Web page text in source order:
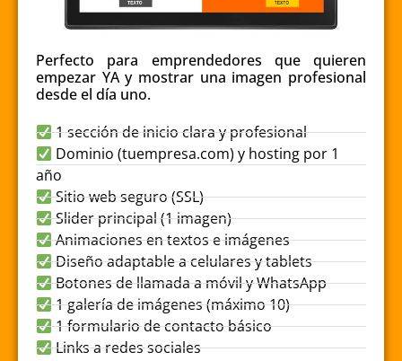
Perfecto para emprendedores que quieren
empezar YA y mostrar una imagen profesional
desde el día uno.
1 sección de inicio clara y profesional
Dominio (tuempresa.com) y hosting por 1
año
Sitio web seguro (SSL)
Slider principal (1 imagen)
Animaciones en textos e imágenes
Diseño adaptable a celulares y tablets
Botones de llamada a móvil y WhatsApp
1 galería de imágenes (máximo 10)
1 formulario de contacto básico
Links a redes sociales